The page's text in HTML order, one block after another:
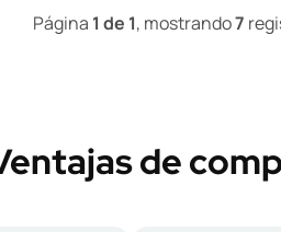
Página 1 de 1, mostrando7
de